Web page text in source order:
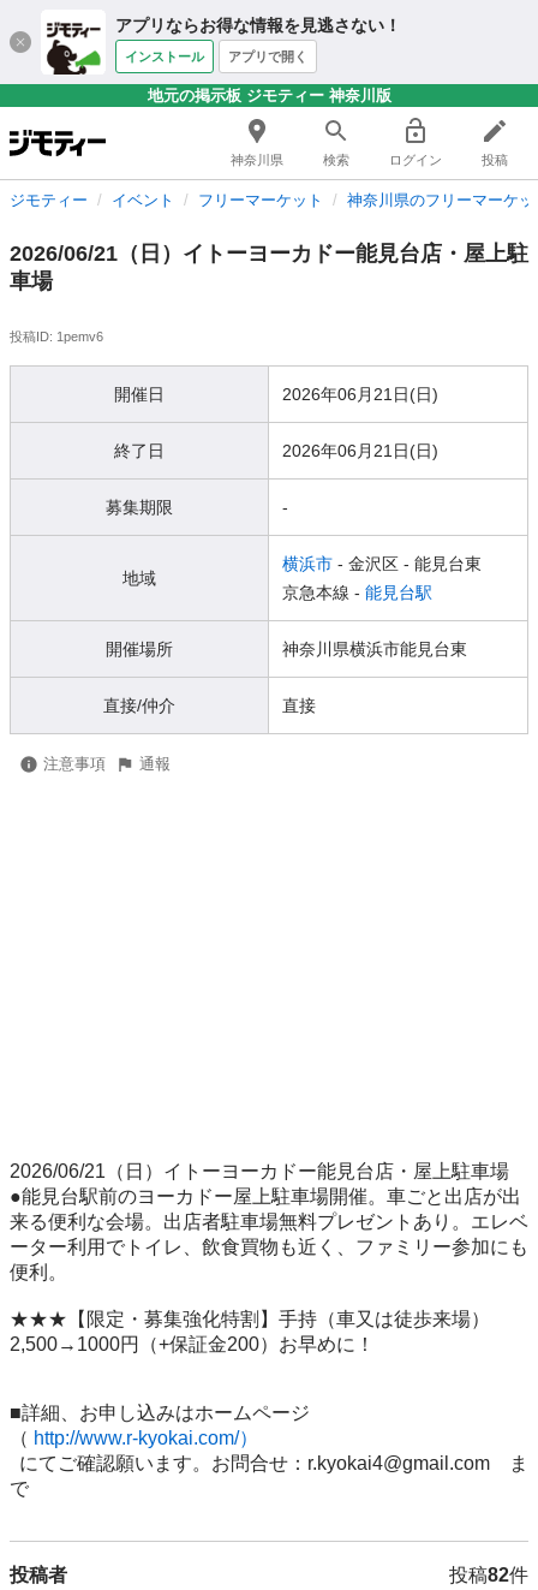
アプリならお得な情報を見逃さない！
インストール アプリで開く
地元の掲示板 ジモティー 神奈川版
神奈川県 検索 ログイン 投稿
ジモティー イベント フリーマーケット 神奈川県のフリーマーケッ
2026/06/21（日）イトーヨーカドー能見台店・屋上駐
車場
投稿ID: 1pemv6
開催日 2026年06月21日(日)
終了日 2026年06月21日(日)
募集期限 -
地域
横浜市 - 金沢区 - 能見台東
京急本線 - 能見台駅
開催場所 神奈川県横浜市能見台東
直接/仲介 直接
注意事項 通報
2026/06/21（日）イトーヨーカドー能見台店・屋上駐車場
●能見台駅前のヨーカドー屋上駐車場開催。車ごと出店が出
来る便利な会場。出店者駐車場無料プレゼントあり。エレベ
ーター利用でトイレ、飲食買物も近く、ファミリー参加にも
便利。
★★★【限定・募集強化特割】手持（車又は徒歩来場）
2,500→1000円（+保証金200）お早めに！
■詳細、お申し込みはホームページ
（ http://www.r-kyokai.com/）
で
投稿者 投稿82件